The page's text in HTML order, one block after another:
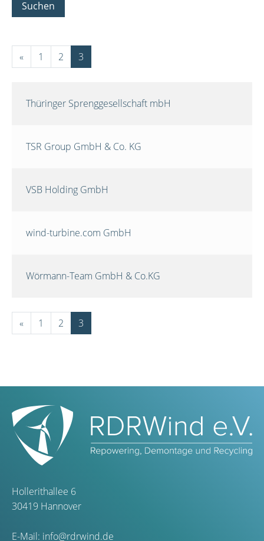
Suchen
« 1 2 3
Thüringer Sprenggesellschaft mbH
TSR Group GmbH & Co. KG
VSB Holding GmbH
wind-turbine.com GmbH
Wörmann-Team GmbH & Co.KG
« 1 2 3
Hollerithallee 6
30419 Hannover
E-Mail: info@rdrwind.de